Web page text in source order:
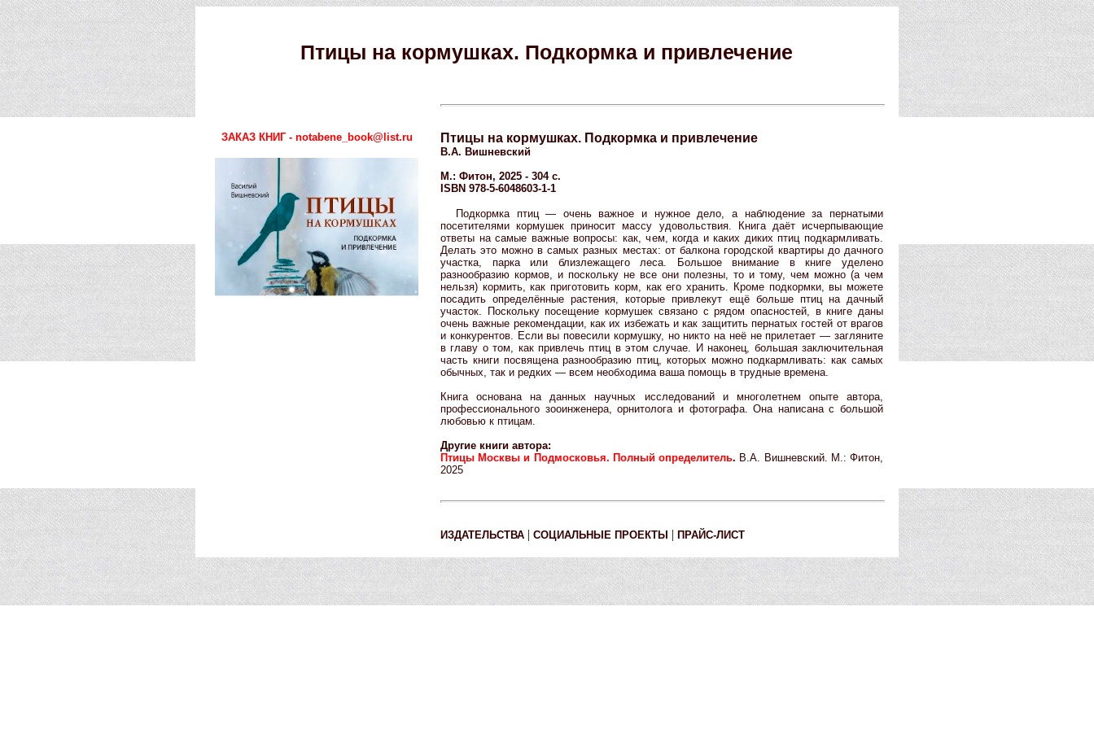
Птицы на кормушках. Подкормка и привлечение
ЗАКАЗ КНИГ - notabene_book@list.ru Птицы на кормушках. Подкормка и привлечение
В.А. Вишневский
М.: Фитон, 2025 - 304 с.
ISBN 978-5-6048603-1-1
Подкормка птиц — очень важное и нужное дело, а наблюдение за пернатыми
посетителями кормушек приносит массу удовольствия. Книга даёт исчерпывающие
ответы на самые важные вопросы: как, чем, когда и каких диких птиц подкармливать.
Делать это можно в самых разных местах: от балкона городской квартиры до дачного
участка, парка или близлежащего леса. Большое внимание в книге уделено
разнообразию кормов, и поскольку не все они полезны, то и тому, чем можно (а чем
нельзя) кормить, как приготовить корм, как его хранить. Кроме подкормки, вы можете
посадить определённые растения, которые привлекут ещё больше птиц на дачный
участок. Поскольку посещение кормушек связано с рядом опасностей, в книге даны
очень важные рекомендации, как их избежать и как защитить пернатых гостей от врагов
и конкурентов. Если вы повесили кормушку, но никто на неё не прилетает — загляните
в главу о том, как привлечь птиц в этом случае. И наконец, большая заключительная
часть книги посвящена разнообразию птиц, которых можно подкармливать: как самых
обычных, так и редких — всем необходима ваша помощь в трудные времена.
Книга основана на данных научных исследований и многолетнем опыте автора,
профессионального зооинженера, орнитолога и фотографа. Она написана с большой
любовью к птицам.
Другие книги автора:
Птицы Москвы и Подмосковья. Полный определитель. В.А. Вишневский. М.: Фитон,
2025
ИЗДАТЕЛЬСТВА | СОЦИАЛЬНЫЕ ПРОЕКТЫ | ПРАЙС-ЛИСТ